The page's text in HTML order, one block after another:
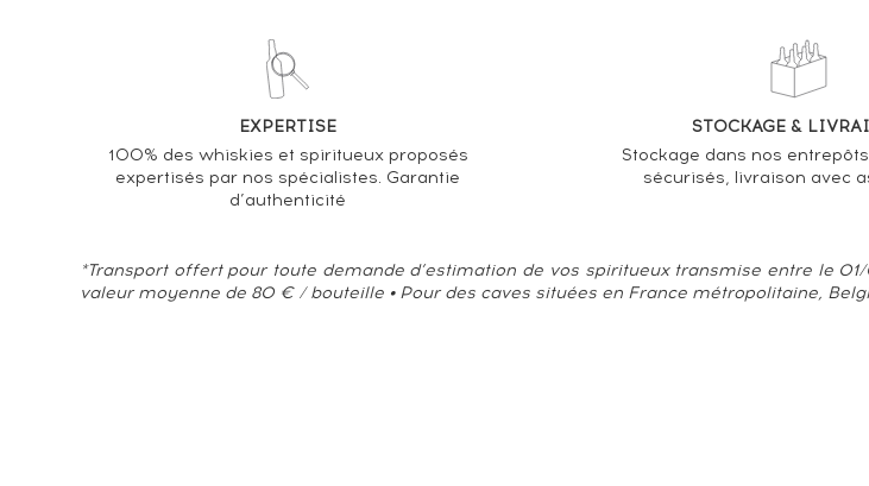
EXPERTISE
100% des whiskies et spiritueux proposés
expertisés par nos spécialistes. Garantie
d’authenticité
STOCKAGE &
Stockage dans nos
sécurisés, livraison avec
*Transport offert pour toute demande d’estimation de vos spiritueux transmise entre le
valeur moyenne de 80 € / bouteille • Pour des caves situées en France métropolitaine,